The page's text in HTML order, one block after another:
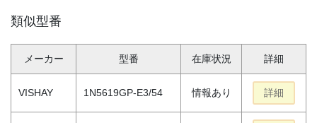
類似型番
メーカー 型番 在庫状況 詳細
VISHAY 1N5619GP-E3/54 情報あり 詳細